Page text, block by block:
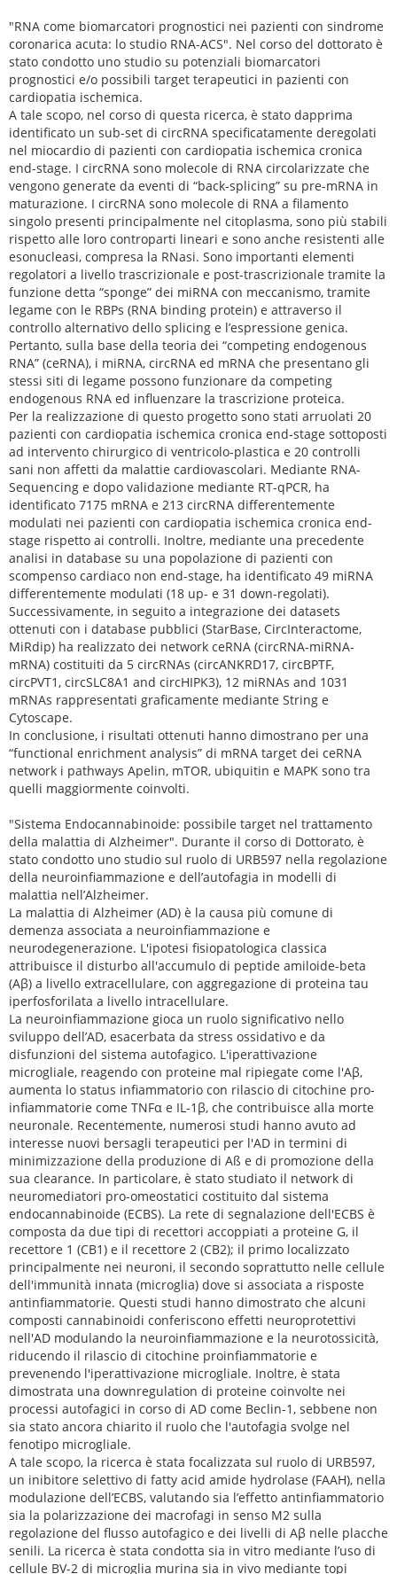
"RNA come biomarcatori prognostici nei pazienti con sindrome
coronarica acuta: lo studio RNA-ACS". Nel corso del dottorato è
stato condotto uno studio su potenziali biomarcatori
prognostici e/o possibili target terapeutici in pazienti con
cardiopatia ischemica.
A tale scopo, nel corso di questa ricerca, è stato dapprima
identificato un sub-set di circRNA specificatamente deregolati
nel miocardio di pazienti con cardiopatia ischemica cronica
end-stage. I circRNA sono molecole di RNA circolarizzate che
vengono generate da eventi di “back-splicing” su pre-mRNA in
maturazione. I circRNA sono molecole di RNA a filamento
singolo presenti principalmente nel citoplasma, sono più stabili
rispetto alle loro controparti lineari e sono anche resistenti alle
esonucleasi, compresa la RNasi. Sono importanti elementi
regolatori a livello trascrizionale e post-trascrizionale tramite la
funzione detta “sponge” dei miRNA con meccanismo, tramite
legame con le RBPs (RNA binding protein) e attraverso il
controllo alternativo dello splicing e l’espressione genica.
Pertanto, sulla base della teoria dei “competing endogenous
RNA” (ceRNA), i miRNA, circRNA ed mRNA che presentano gli
stessi siti di legame possono funzionare da competing
endogenous RNA ed influenzare la trascrizione proteica.
Per la realizzazione di questo progetto sono stati arruolati 20
pazienti con cardiopatia ischemica cronica end-stage sottoposti
ad intervento chirurgico di ventricolo-plastica e 20 controlli
sani non affetti da malattie cardiovascolari. Mediante RNA-
Sequencing e dopo validazione mediante RT-qPCR, ha
identificato 7175 mRNA e 213 circRNA differentemente
modulati nei pazienti con cardiopatia ischemica cronica end-
stage rispetto ai controlli. Inoltre, mediante una precedente
analisi in database su una popolazione di pazienti con
scompenso cardiaco non end-stage, ha identificato 49 miRNA
differentemente modulati (18 up- e 31 down-regolati).
Successivamente, in seguito a integrazione dei datasets
ottenuti con i database pubblici (StarBase, CircInteractome,
MiRdip) ha realizzato dei network ceRNA (circRNA-miRNA-
mRNA) costituiti da 5 circRNAs (circANKRD17, circBPTF,
circPVT1, circSLC8A1 and circHIPK3), 12 miRNAs and 1031
mRNAs rappresentati graficamente mediante String e
Cytoscape.
In conclusione, i risultati ottenuti hanno dimostrano per una
“functional enrichment analysis” di mRNA target dei ceRNA
network i pathways Apelin, mTOR, ubiquitin e MAPK sono tra
quelli maggiormente coinvolti.
"Sistema Endocannabinoide: possibile target nel trattamento
della malattia di Alzheimer". Durante il corso di Dottorato, è
stato condotto uno studio sul ruolo di URB597 nella regolazione
della neuroinfiammazione e dell’autofagia in modelli di
malattia nell’Alzheimer.
La malattia di Alzheimer (AD) è la causa più comune di
demenza associata a neuroinfiammazione e
neurodegenerazione. L'ipotesi fisiopatologica classica
attribuisce il disturbo all'accumulo di peptide amiloide-beta
(Aβ) a livello extracellulare, con aggregazione di proteina tau
iperfosforilata a livello intracellulare.
La neuroinfiammazione gioca un ruolo significativo nello
sviluppo dell’AD, esacerbata da stress ossidativo e da
disfunzioni del sistema autofagico. L'iperattivazione
microgliale, reagendo con proteine mal ripiegate come l'Aβ,
aumenta lo status infiammatorio con rilascio di citochine pro-
infiammatorie come TNFα e IL-1β, che contribuisce alla morte
neuronale. Recentemente, numerosi studi hanno avuto ad
interesse nuovi bersagli terapeutici per l'AD in termini di
minimizzazione della produzione di Aß e di promozione della
sua clearance. In particolare, è stato studiato il network di
neuromediatori pro-omeostatici costituito dal sistema
endocannabinoide (ECBS). La rete di segnalazione dell'ECBS è
composta da due tipi di recettori accoppiati a proteine G, il
recettore 1 (CB1) e il recettore 2 (CB2); il primo localizzato
principalmente nei neuroni, il secondo soprattutto nelle cellule
dell'immunità innata (microglia) dove si associata a risposte
antinfiammatorie. Questi studi hanno dimostrato che alcuni
composti cannabinoidi conferiscono effetti neuroprotettivi
nell'AD modulando la neuroinfiammazione e la neurotossicità,
riducendo il rilascio di citochine proinfiammatorie e
prevenendo l'iperattivazione microgliale. Inoltre, è stata
dimostrata una downregulation di proteine coinvolte nei
processi autofagici in corso di AD come Beclin-1, sebbene non
sia stato ancora chiarito il ruolo che l'autofagia svolge nel
fenotipo microgliale.
A tale scopo, la ricerca è stata focalizzata sul ruolo di URB597,
un inibitore selettivo di fatty acid amide hydrolase (FAAH), nella
modulazione dell’ECBS, valutando sia l’effetto antinfiammatorio
sia la polarizzazione dei macrofagi in senso M2 sulla
regolazione del flusso autofagico e dei livelli di Aβ nelle placche
senili. La ricerca è stata condotta sia in vitro mediante l’uso di
cellule BV-2 di microglia murina sia in vivo mediante topi